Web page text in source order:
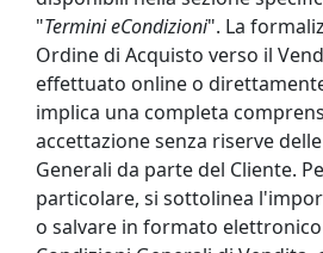
"Termini eCondizioni". La
Ordine di Acquisto verso il
effettuato online o
implica una completa
accettazione senza riserve
Generali da parte del Cliente.
particolare, si sottolinea
o salvare in formato